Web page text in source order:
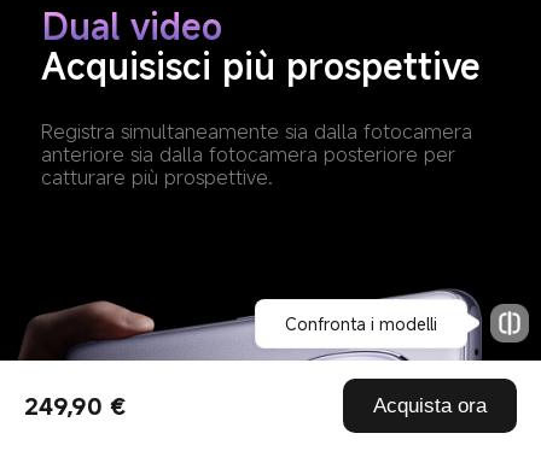
249,90 € Acquista ora
Dual video
Acquisisci più prospettive
Registra simultaneamente sia dalla fotocamera
anteriore sia dalla fotocamera posteriore per
catturare più prospettive.